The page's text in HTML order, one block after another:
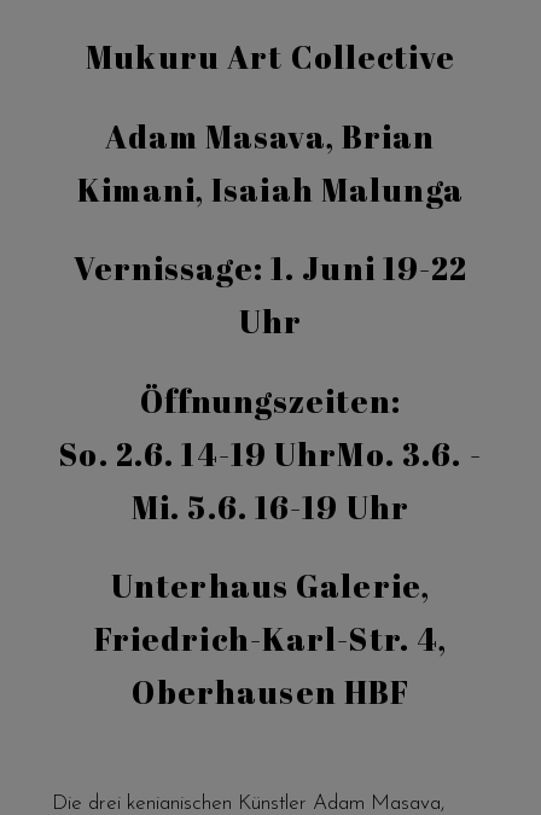
Mukuru Art Collective
Adam Masava, Brian
Kimani, Isaiah Malunga
Vernissage: 1. Juni 19-22
Uhr
Öffnungszeiten:
So. 2.6. 14-19 UhrMo. 3.6. -
Mi. 5.6. 16-19 Uhr
Unterhaus Galerie,
Friedrich-Karl-Str. 4,
Oberhausen HBF
Die drei kenianischen Künstler Adam Masava,